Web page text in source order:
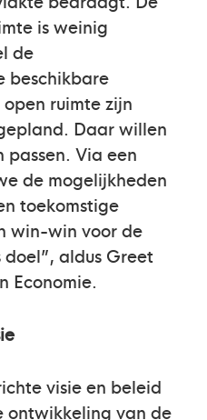
is weinig
de
beschikbare
ruimte zijn
Daar willen
passen. Via een
de mogelijkheden
toekomstige
win-win voor de
aldus Greet
Economie.
visie en beleid
ontwikkeling van de